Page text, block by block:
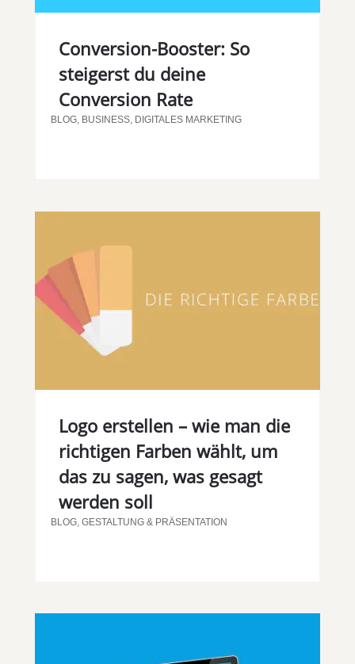
Conversion-Booster: So
steigerst du deine
Conversion Rate
BLOG, BUSINESS, DIGITALES MARKETING
Logo erstellen – wie man die
richtigen Farben wählt, um
das zu sagen, was gesagt
werden soll
BLOG, GESTALTUNG & PRÄSENTATION